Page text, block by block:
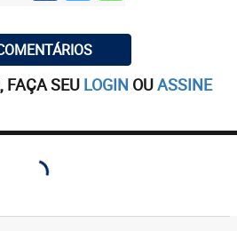
FAÇA SEU LOGIN OUASSINE